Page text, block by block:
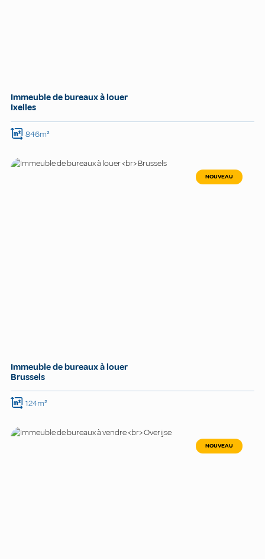
Immeuble de bureaux à louer
Ixelles
846m²
NOUVEAU
Immeuble de bureaux à louer
Brussels
124m²
NOUVEAU